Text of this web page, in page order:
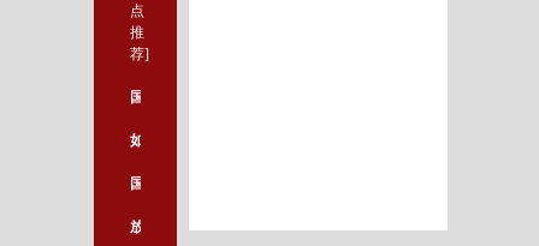
点
推
荐]